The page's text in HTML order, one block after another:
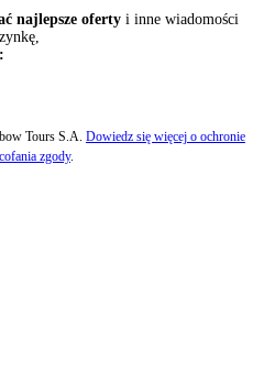
najlepsze oferty i inne wiadomości
Tours S.A. Dowiedz się więcej o ochronie
zgody.